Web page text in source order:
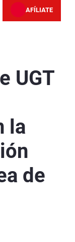
AFÍLIATE
UGT
la
de